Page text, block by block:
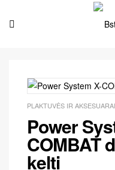
PLAKTUVĖS IR AKSESUARAI
Power
COMBAT
kelti